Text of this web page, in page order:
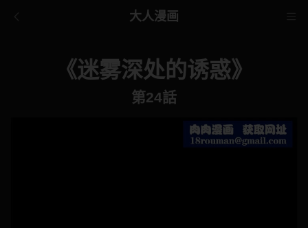
大人漫画
《迷雾深处的诱惑》
第24話